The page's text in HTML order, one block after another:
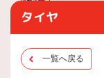
タイヤ
一覧へ戻る